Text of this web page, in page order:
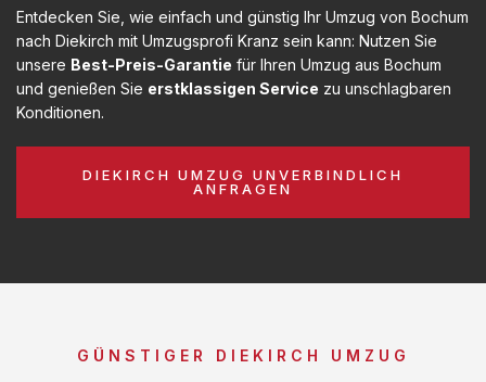
Entdecken Sie, wie einfach und günstig Ihr Umzug von Bochum
nach Diekirch mit Umzugsprofi Kranz sein kann: Nutzen Sie
unsere Best-Preis-Garantie für Ihren Umzug aus Bochum
und genießen Sie erstklassigen Service zu unschlagbaren
Konditionen.
DIEKIRCH UMZUG UNVERBINDLICH
ANFRAGEN
GÜNSTIGER DIEKIRCH UMZUG